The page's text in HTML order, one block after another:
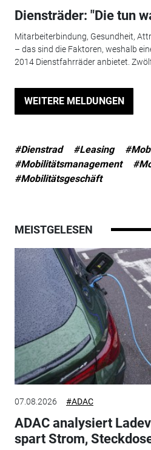
Diensträder: "Die tun
Mitarbeiterbindung, Gesundheit,
– das sind die Faktoren, weshalb
2014 Dienstfahrräder anbietet.
WEITERE MELDUNGEN
#Dienstrad #Leasing
#Mobilitätsmanagement
#Mobilitätsgeschäft
MEISTGELESEN
07.08.2026 #ADAC
ADAC analysiert
spart Strom,